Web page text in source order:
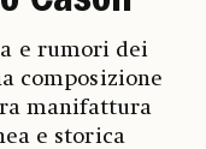
e rumori dei
composizione
manifattura
e storica